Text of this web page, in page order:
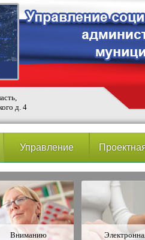
д. 4
Управление
Вниманию